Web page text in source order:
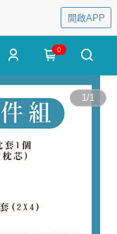
開啟APP
0
1/1